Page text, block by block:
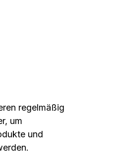
regelmäßig
um
und